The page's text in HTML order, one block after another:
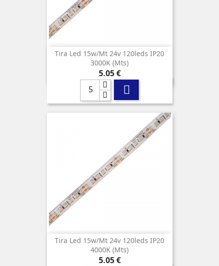
Tira Led 15w/mt 24v 120leds IP20
3000K (mts)
Precio
5,05 €

Tira Led 15w/mt 24v 120leds IP20
4000K (mts)
Precio
5,05 €